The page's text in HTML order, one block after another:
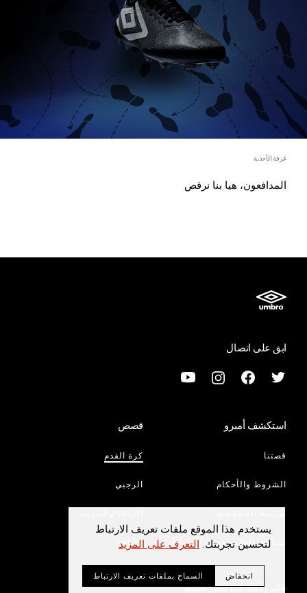
غرفة الأحذية
المدافعون، هيا بنا نرقص
ابق على اتصال
استكشف أمبرو
قصتنا
الشروط والأحكام
سياسة ملفات تعريف الارتباط
قصص
كرة القدم
الرجبي
الأناقة
© أمبرو 2023. جميع الحقوق محفوظة.
يستخدم هذا الموقع ملفات تعريف الارتباط
لتحسين تجربتك. التعرف على المزيد
انخفاض السماح بملفات تعريف الارتباط